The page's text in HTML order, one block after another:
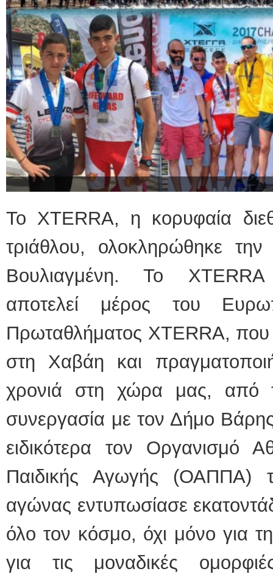
Το XTERRA, η κορυφαία
τριάθλου, ολοκληρώθηκε
Βουλιαγμένη. Το
αποτελεί μέρος του
Πρωταθλήματος XTERRA, που
στη Χαβάη και
χρονιά στη χώρα μας, από
συνεργασία με τον Δήμο
ειδικότερα τον Οργανισμό
Παιδικής Αγωγής (ΟΑΠΠΑ)
αγώνας εντυπωσίασε
όλο τον κόσμο, όχι μόνο για
για τις μοναδικές